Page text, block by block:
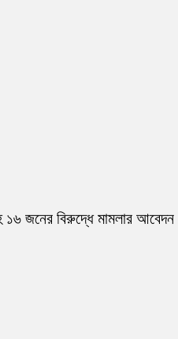
জনের বিরুদ্ধে মামলার আবেদন